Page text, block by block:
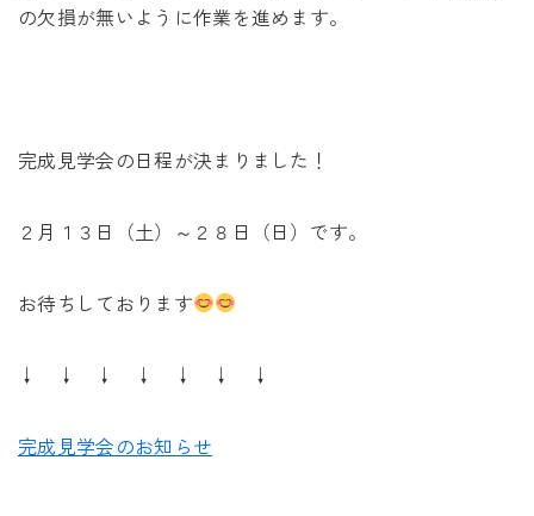
の欠損が無いように作業を進めます。
完成見学会の日程が決まりました！
２月１３日（土）～２８日（日）です。
お待ちしております
↓ ↓ ↓ ↓ ↓ ↓ ↓
完成見学会のお知らせ